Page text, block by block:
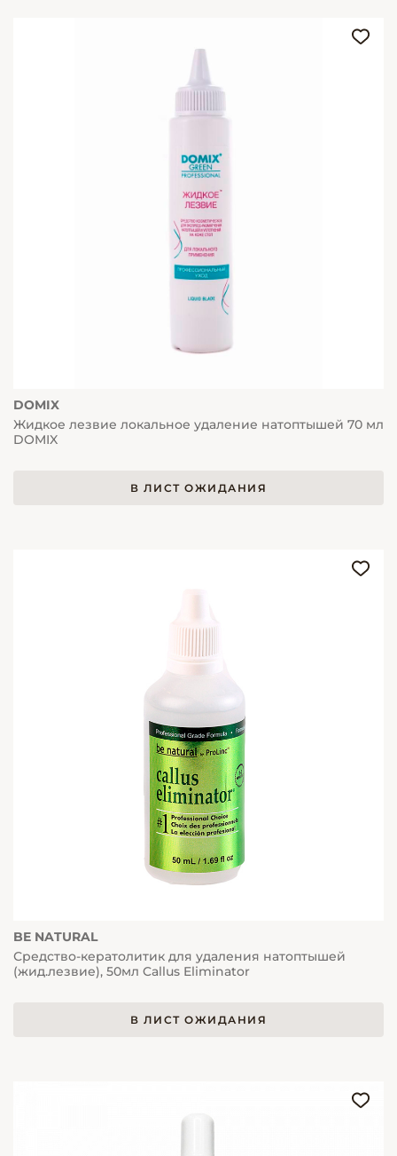
DOMIX
Жидкое лезвие локальное удаление натоптышей 70 мл
DOMIX
В ЛИСТ ОЖИДАНИЯ
BE NATURAL
Средство-кератолитик для удаления натоптышей
(жид.лезвие), 50мл Callus Eliminator
В ЛИСТ ОЖИДАНИЯ